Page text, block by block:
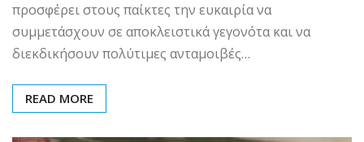
προσφέρει στους παίκτες την ευκαιρία να
συμμετάσχουν σε αποκλειστικά γεγονότα και να
διεκδικήσουν πολύτιμες ανταμοιβές…
READ MORE